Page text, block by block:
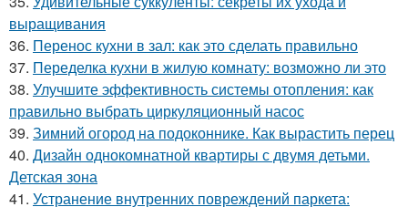
выращивания
36. Перенос кухни в зал: как это сделать правильно
37. Переделка кухни в жилую комнату: возможно ли это
38. Улучшите эффективность системы отопления: как
правильно выбрать циркуляционный насос
39. Зимний огород на подоконнике. Как вырастить перец
40. Дизайн однокомнатной квартиры с двумя детьми.
Детская зона
41. Устранение внутренних повреждений паркета: